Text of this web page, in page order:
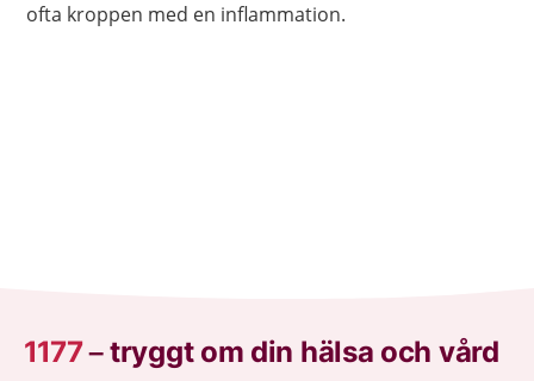
ofta kroppen med en inflammation.
1177–tryggt om din hälsa och vård